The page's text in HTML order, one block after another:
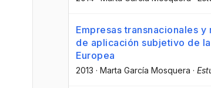
Empresas transnacionales
de aplicación subjetivo de
Europea
2013 · Marta García Mosquera ·